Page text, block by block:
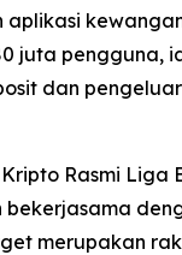
aplikasi
juta pengguna,
dan
Rasmi Liga
bekerjasama
merupakan